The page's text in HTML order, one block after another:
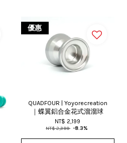
優惠
QUADFOUR | Yoyorecreation
｜蝶翼鋁合金花式溜溜球
NT$ 2,199
NT$ 2,399 -8.3%